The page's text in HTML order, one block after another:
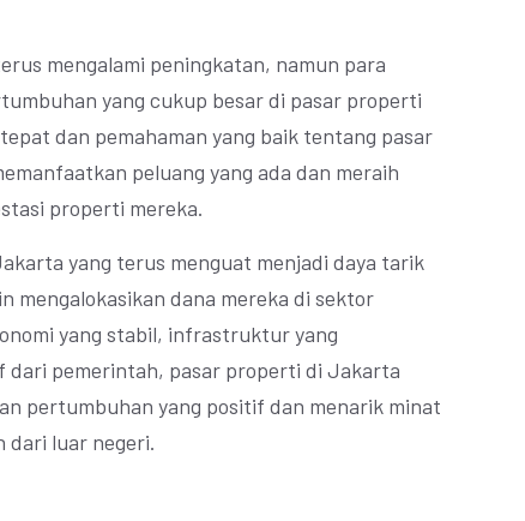
mengalami peningkatan, namun para
yang cukup besar di pasar properti
dan pemahaman yang baik tentang pasar
peluang yang ada dan meraih
properti mereka.
yang terus menguat menjadi daya tarik
mengalokasikan dana mereka di sektor
yang stabil, infrastruktur yang
dari pemerintah, pasar properti di Jakarta
pertumbuhan yang positif dan menarik minat
dari luar negeri.